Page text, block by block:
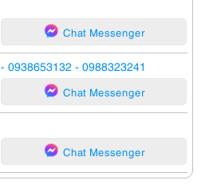
Chat Messenger
- 0938653132 - 0988323241
Chat Messenger
Chat Messenger